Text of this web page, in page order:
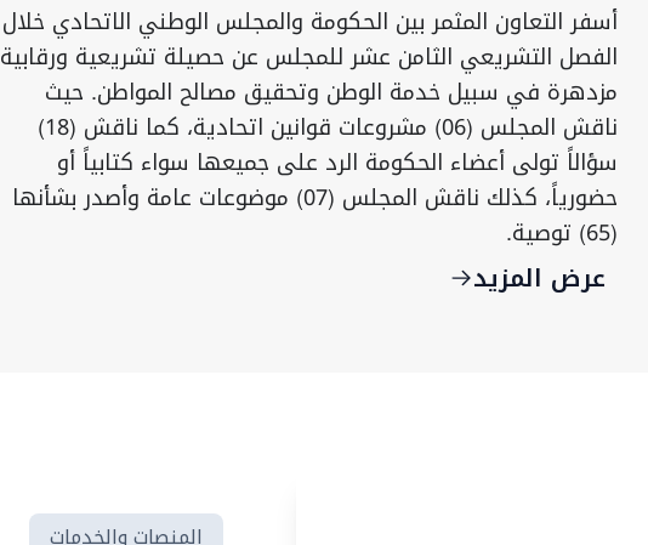
أسفر التعاون المثمر بين الحكومة والمجلس الوطني الاتحادي خلال
الفصل التشريعي الثامن عشر للمجلس عن حصيلة تشريعية ورقابية
مزدهرة في سبيل خدمة الوطن وتحقيق مصالح المواطن. حيث
ناقش المجلس (06) مشروعات قوانين اتحادية، كما ناقش (18)
سؤالاً تولى أعضاء الحكومة الرد على جميعها سواء كتابياً أو
حضورياً، كذلك ناقش المجلس (07) موضوعات عامة وأصدر بشأنها
(65) توصية.
عرض المزيد
المنصات والخدمات